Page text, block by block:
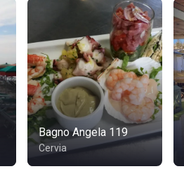
Bagno Angela 119
Cervia